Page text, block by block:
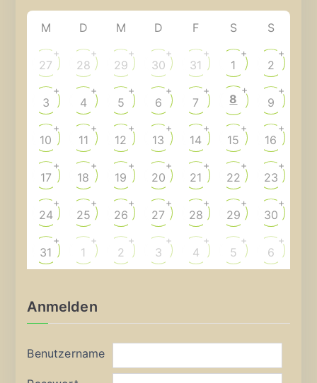
M D M D F S S
27
+
28
+
29
+
30
+
31
+
1
+
2
+
3
+
4
+
5
+
6
+
7
+
8
+
9
+
10
+
11
+
12
+
13
+
14
+
15
+
16
+
17
+
18
+
19
+
20
+
21
+
22
+
23
+
24
+
25
+
26
+
27
+
28
+
29
+
30
+
31
+
1
+
2
+
3
+
4
+
5
+
6
+
Anmelden
Benutzername